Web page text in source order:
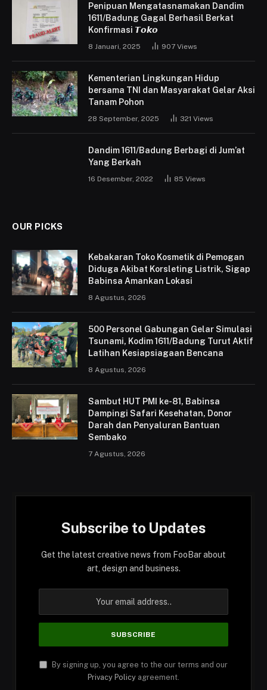
Penipuan Mengatasnamakan Dandim
1611/Badung Gagal Berhasil Berkat
Konfirmasi 𝙏𝙤𝙠𝙤
8 Januari, 2025 907 Views
Kementerian Lingkungan Hidup
bersama TNI dan Masyarakat Gelar Aksi
Tanam Pohon
28 September, 2025 321 Views
Dandim 1611/Badung Berbagi di Jum’at
Yang Berkah
16 Desember, 2022 85 Views
OUR PICKS
Kebakaran Toko Kosmetik di Pemogan
Diduga Akibat Korsleting Listrik, Sigap
Babinsa Amankan Lokasi
8 Agustus, 2026
500 Personel Gabungan Gelar Simulasi
Tsunami, Kodim 1611/Badung Turut Aktif
Latihan Kesiapsiagaan Bencana
8 Agustus, 2026
Sambut HUT PMI ke-81, Babinsa
Dampingi Safari Kesehatan, Donor
Darah dan Penyaluran Bantuan
Sembako
7 Agustus, 2026
Subscribe to Updates
Get the latest creative news from FooBar about
art, design and business.
By signing up, you agree to the our terms and our
Privacy Policy agreement.